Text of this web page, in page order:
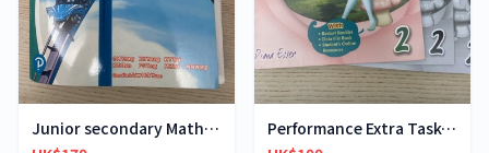
Junior secondary Mathematics in Action 2B
Performance Extra Task-based Listening 2